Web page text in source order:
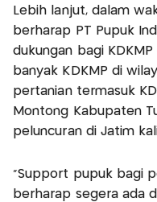
Lebih lanjut, dalam
berharap PT Pupuk
dukungan bagi
banyak KDKMP di
pertanian termasuk
Montong Kabupaten
peluncuran di Jatim
"Support pupuk bagi
berharap segera ada